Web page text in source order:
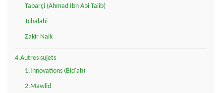
Tabarçi (Ahmad Ibn Abi Talib)
Tchalabi
Zakir Naik
4.Autres sujets
1.Innovations (Bid'ah)
2.Mawlid